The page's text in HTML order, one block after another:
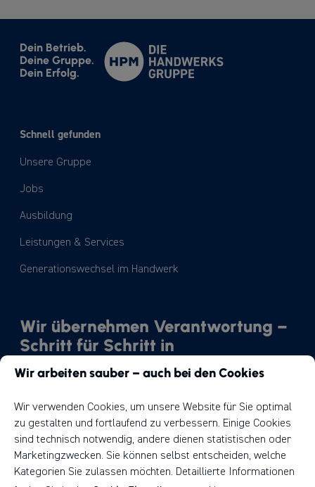
Dein Betrieb.
Deine Gruppe.
Dein Erfolg.
Schnell gefunden
Unsere Gruppe
Jobs
Ausbildung
Leistungen & Services
Generationswechsel im Handwerk
Wir übernehmen Verantwortung –
Schritt für Schritt in
Richtung Nachhaltigkeit.
Unser Weg
Wir arbeiten sauber – auch bei den Cookies
Wir verwenden Cookies, um unsere Website für Sie optimal
zu gestalten und fortlaufend zu verbessern. Einige Cookies
sind technisch notwendig, andere dienen statistischen oder
Marketingzwecken. Sie können selbst entscheiden, welche
Kategorien Sie zulassen möchten. Detaillierte Informationen